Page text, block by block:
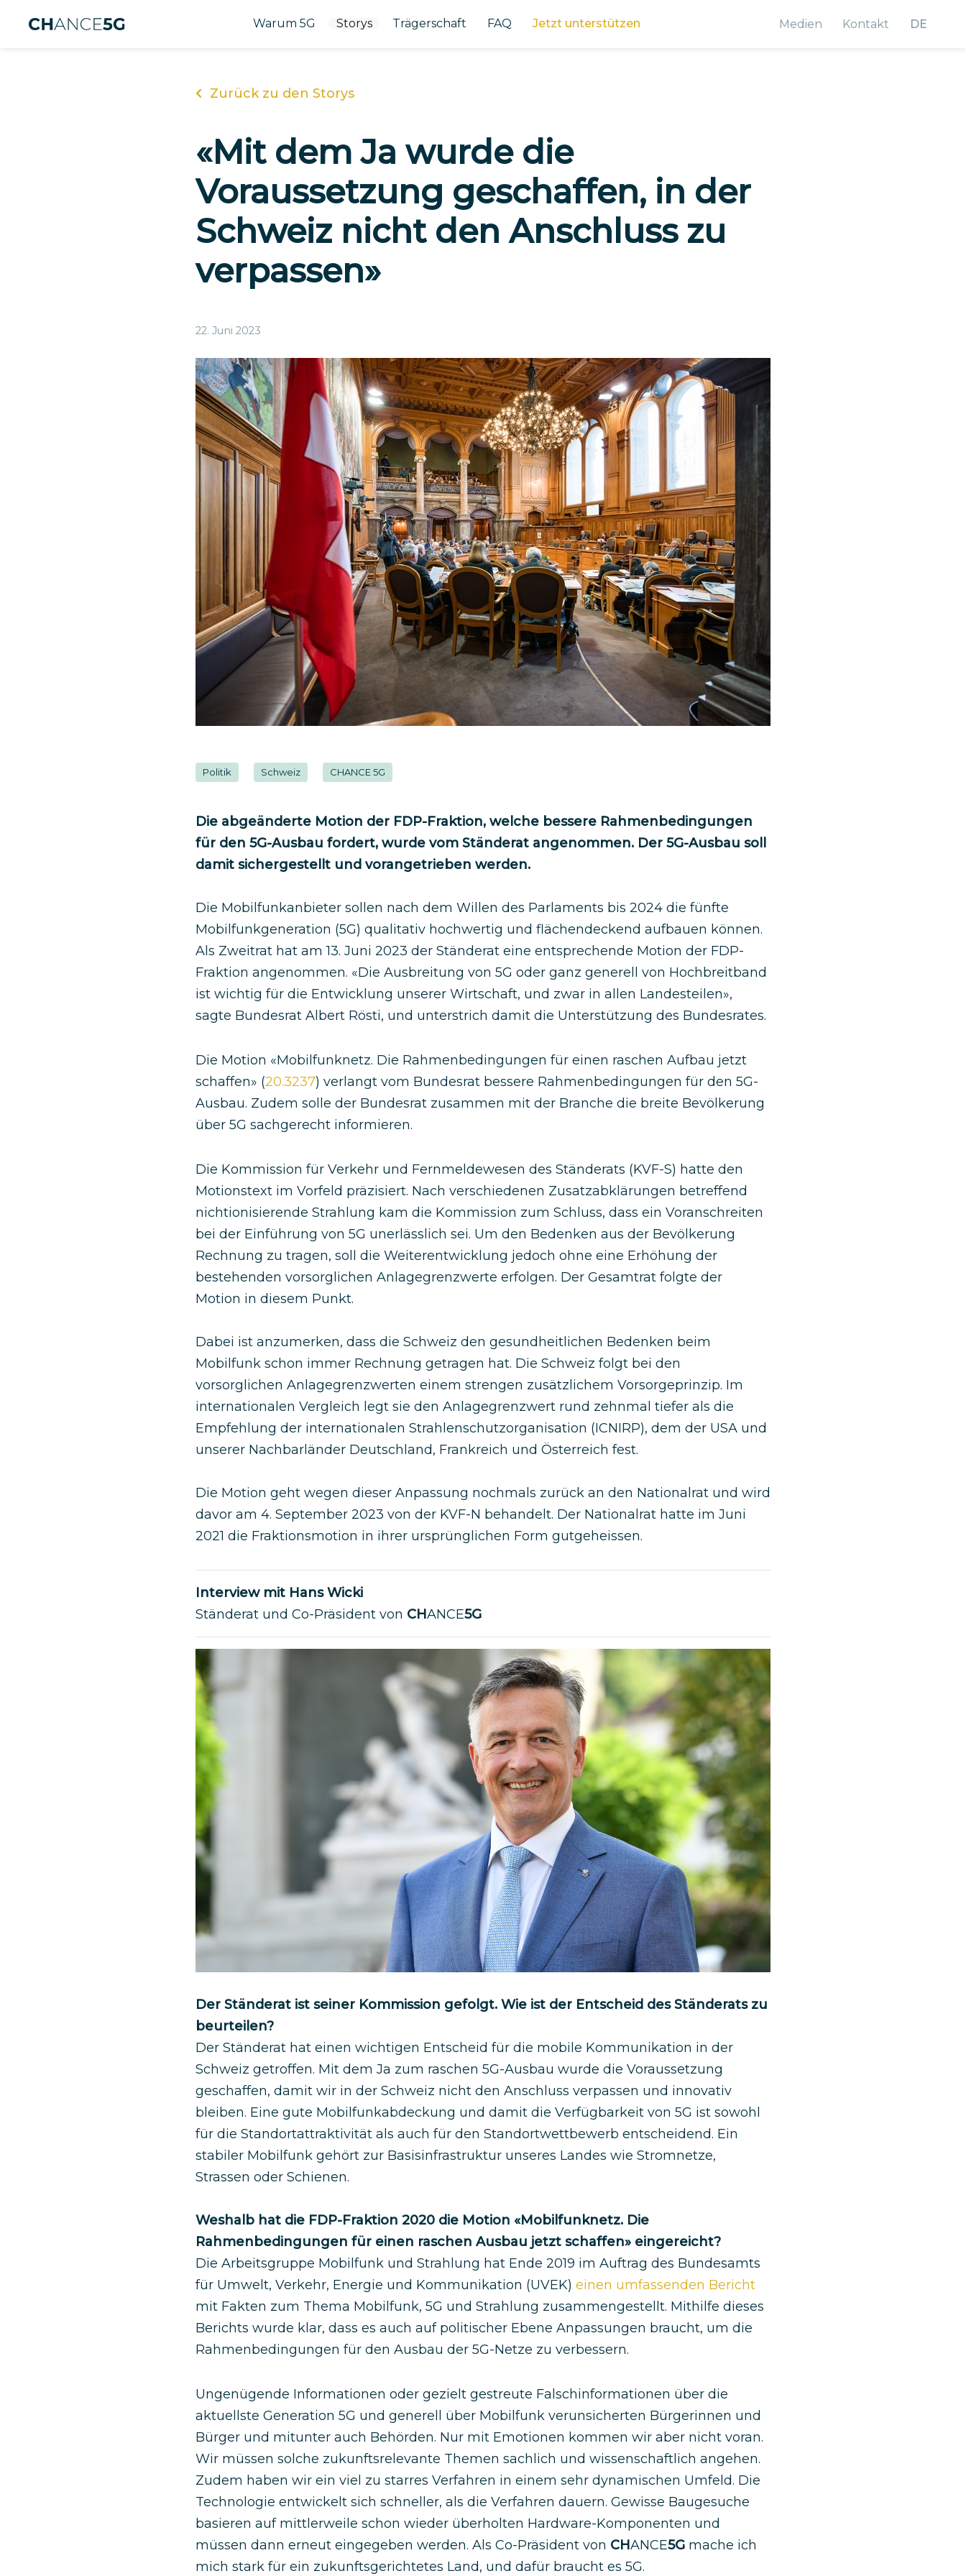
Warum 5G Storys Trägerschaft FAQ Jetzt unterstützen Medien Kontakt DE
Zurück zu den Storys
«Mit dem Ja wurde die
Voraussetzung geschaffen, in der
Schweiz nicht den Anschluss zu
verpassen»
22. Juni 2023
Politik Schweiz CHANCE 5G
Die abgeänderte Motion der FDP-Fraktion, welche bessere Rahmenbedingungen
für den 5G-Ausbau fordert, wurde vom Ständerat angenommen. Der 5G-Ausbau soll
damit sichergestellt und vorangetrieben werden.
Die Mobilfunkanbieter sollen nach dem Willen des Parlaments bis 2024 die fünfte
Mobilfunkgeneration (5G) qualitativ hochwertig und flächendeckend aufbauen können.
Als Zweitrat hat am 13. Juni 2023 der Ständerat eine entsprechende Motion der FDP-
Fraktion angenommen. «Die Ausbreitung von 5G oder ganz generell von Hochbreitband
ist wichtig für die Entwicklung unserer Wirtschaft, und zwar in allen Landesteilen»,
sagte Bundesrat Albert Rösti, und unterstrich damit die Unterstützung des Bundesrates.
Die Motion «Mobilfunknetz. Die Rahmenbedingungen für einen raschen Aufbau jetzt
schaffen» (20.3237) verlangt vom Bundesrat bessere Rahmenbedingungen für den 5G-
Ausbau. Zudem solle der Bundesrat zusammen mit der Branche die breite Bevölkerung
über 5G sachgerecht informieren.
Die Kommission für Verkehr und Fernmeldewesen des Ständerats (KVF-S) hatte den
Motionstext im Vorfeld präzisiert. Nach verschiedenen Zusatzabklärungen betreffend
nichtionisierende Strahlung kam die Kommission zum Schluss, dass ein Voranschreiten
bei der Einführung von 5G unerlässlich sei. Um den Bedenken aus der Bevölkerung
Rechnung zu tragen, soll die Weiterentwicklung jedoch ohne eine Erhöhung der
bestehenden vorsorglichen Anlagegrenzwerte erfolgen. Der Gesamtrat folgte der
Motion in diesem Punkt.
Dabei ist anzumerken, dass die Schweiz den gesundheitlichen Bedenken beim
Mobilfunk schon immer Rechnung getragen hat. Die Schweiz folgt bei den
vorsorglichen Anlagegrenzwerten einem strengen zusätzlichem Vorsorgeprinzip. Im
internationalen Vergleich legt sie den Anlagegrenzwert rund zehnmal tiefer als die
Empfehlung der internationalen Strahlenschutzorganisation (ICNIRP), dem der USA und
unserer Nachbarländer Deutschland, Frankreich und Österreich fest.
Die Motion geht wegen dieser Anpassung nochmals zurück an den Nationalrat und wird
davor am 4. September 2023 von der KVF-N behandelt. Der Nationalrat hatte im Juni
2021 die Fraktionsmotion in ihrer ursprünglichen Form gutgeheissen.
Interview mit Hans Wicki
Ständerat und Co-Präsident von CHANCE5G
Der Ständerat ist seiner Kommission gefolgt. Wie ist der Entscheid des Ständerats zu
beurteilen?
Der Ständerat hat einen wichtigen Entscheid für die mobile Kommunikation in der
Schweiz getroffen. Mit dem Ja zum raschen 5G-Ausbau wurde die Voraussetzung
geschaffen, damit wir in der Schweiz nicht den Anschluss verpassen und innovativ
bleiben. Eine gute Mobilfunkabdeckung und damit die Verfügbarkeit von 5G ist sowohl
für die Standortattraktivität als auch für den Standortwettbewerb entscheidend. Ein
stabiler Mobilfunk gehört zur Basisinfrastruktur unseres Landes wie Stromnetze,
Strassen oder Schienen.
Weshalb hat die FDP-Fraktion 2020 die Motion «Mobilfunknetz. Die
Rahmenbedingungen für einen raschen Ausbau jetzt schaffen» eingereicht?
Die Arbeitsgruppe Mobilfunk und Strahlung hat Ende 2019 im Auftrag des Bundesamts
für Umwelt, Verkehr, Energie und Kommunikation (UVEK) einen umfassenden Bericht
mit Fakten zum Thema Mobilfunk, 5G und Strahlung zusammengestellt. Mithilfe dieses
Berichts wurde klar, dass es auch auf politischer Ebene Anpassungen braucht, um die
Rahmenbedingungen für den Ausbau der 5G-Netze zu verbessern.
Ungenügende Informationen oder gezielt gestreute Falschinformationen über die
aktuellste Generation 5G und generell über Mobilfunk verunsicherten Bürgerinnen und
Bürger und mitunter auch Behörden. Nur mit Emotionen kommen wir aber nicht voran.
Wir müssen solche zukunftsrelevante Themen sachlich und wissenschaftlich angehen.
Zudem haben wir ein viel zu starres Verfahren in einem sehr dynamischen Umfeld. Die
Technologie entwickelt sich schneller, als die Verfahren dauern. Gewisse Baugesuche
basieren auf mittlerweile schon wieder überholten Hardware-Komponenten und
müssen dann erneut eingegeben werden. Als Co-Präsident von CHANCE5G mache ich
mich stark für ein zukunftsgerichtetes Land, und dafür braucht es 5G.